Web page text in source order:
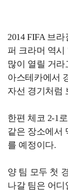
2014 FIFA 브
퍼 크라머 역시
많이 열릴 거
아스테카에서
자선 경기처럼
한편 체코 2-1
같은 장소에서
를 예정이다.
양 팀 모두 첫
나갈 팀은 어